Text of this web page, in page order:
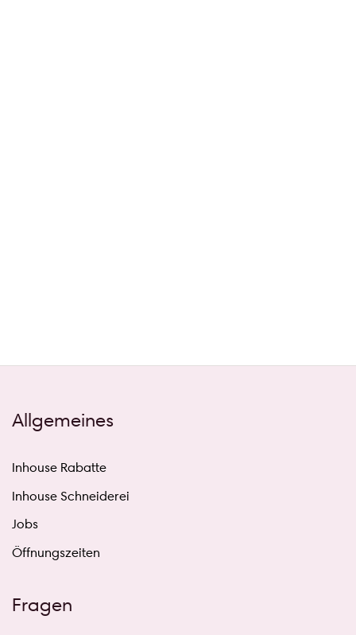
Allgemeines
Inhouse Rabatte
Inhouse Schneiderei
Jobs
Öffnungszeiten
Fragen